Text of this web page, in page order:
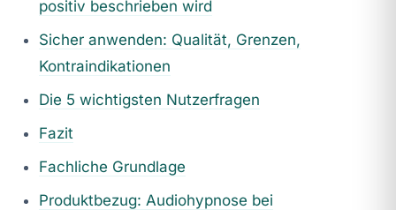
positiv beschrieben wird
Sicher anwenden: Qualität, Grenzen,
Kontraindikationen
Die 5 wichtigsten Nutzerfragen
Fazit
Fachliche Grundlage
Produktbezug: Audiohypnose bei